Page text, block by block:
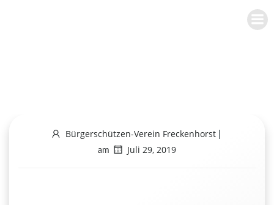
Bürgerschützen-Verein Freckenhorst
am
Juli 29, 2019